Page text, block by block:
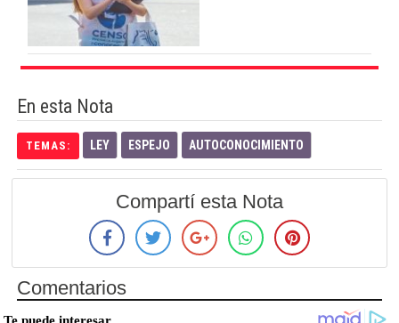
En esta Nota
TEMAS: LEY ESPEJO AUTOCONOCIMIENTO
Compartí esta Nota
Comentarios